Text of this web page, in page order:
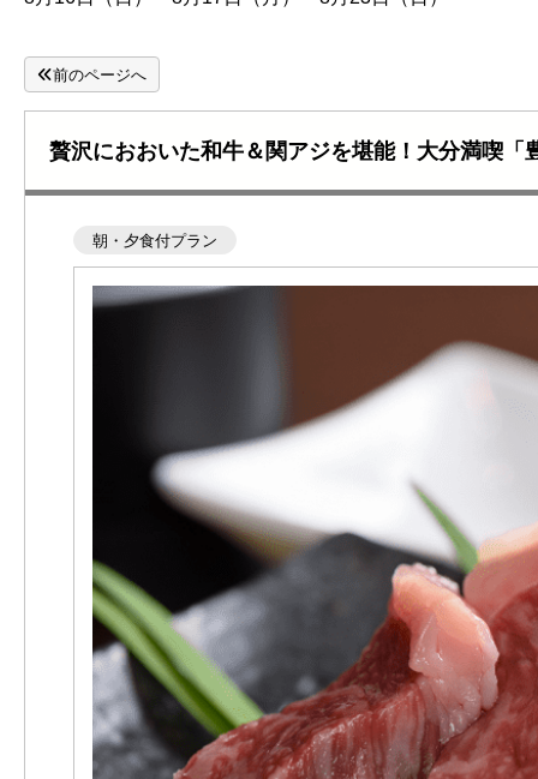
前のページへ
贅沢におおいた和牛＆関アジを堪能！大分満喫「
朝・夕食付プラン